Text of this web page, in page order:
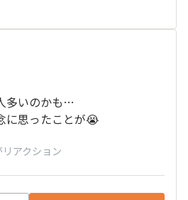
多いのかも…
に思ったことが😭
リアクション